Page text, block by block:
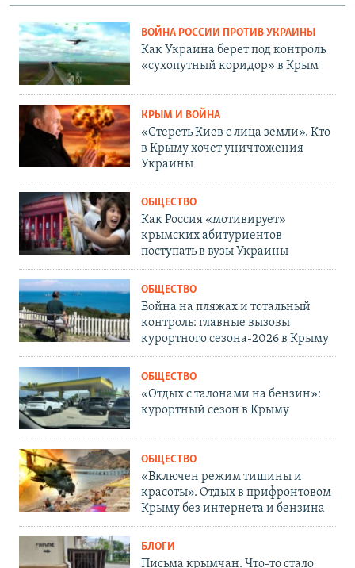
ВОЙНА РОССИИ ПРОТИВ УКРАИНЫ
Как Украина берет под контроль
«сухопутный коридор» в Крым
КРЫМ И ВОЙНА
«Стереть Киев с лица земли». Кто
в Крыму хочет уничтожения
Украины
ОБЩЕСТВО
Как Россия «мотивирует»
крымских абитуриентов
поступать в вузы Украины
ОБЩЕСТВО
Война на пляжах и тотальный
контроль: главные вызовы
курортного сезона-2026 в Крыму
ОБЩЕСТВО
«Отдых с талонами на бензин»:
курортный сезон в Крыму
ОБЩЕСТВО
«Включен режим тишины и
красоты». Отдых в прифронтовом
Крыму без интернета и бензина
БЛОГИ
Письма крымчан. Что-то стало